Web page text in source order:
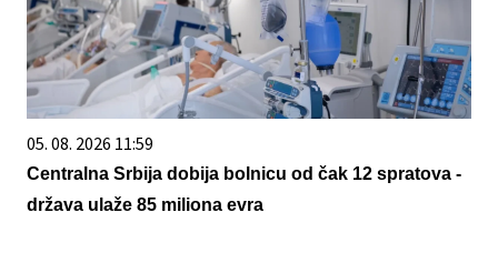
05. 08. 2026 11:59
Centralna Srbija dobija bolnicu od čak 12 spratova -
država ulaže 85 miliona evra